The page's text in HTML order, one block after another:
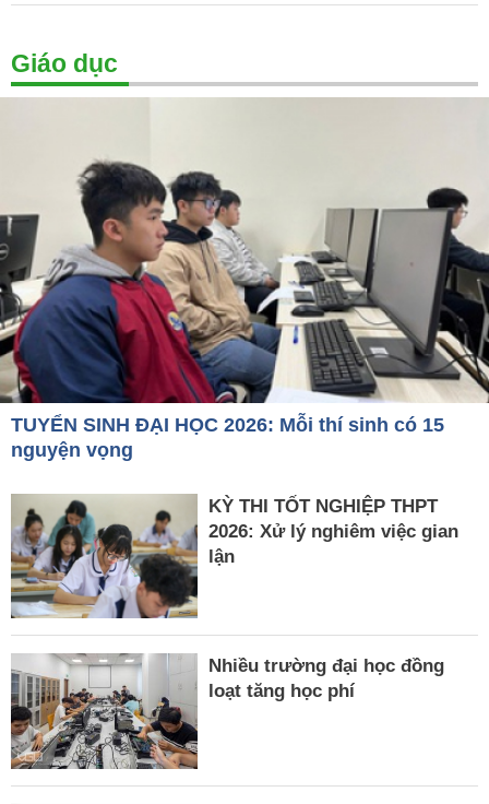
Giáo dục
TUYỂN SINH ĐẠI HỌC 2026: Mỗi thí sinh có 15
nguyện vọng
KỲ THI TỐT NGHIỆP THPT
2026: Xử lý nghiêm việc gian
lận
Nhiều trường đại học đồng
loạt tăng học phí